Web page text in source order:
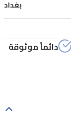
بغداد
دائماً موثوقة